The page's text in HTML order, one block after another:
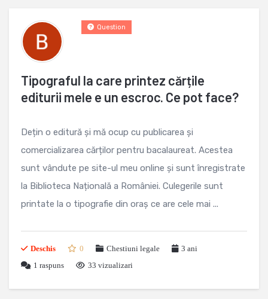
Tipograful la care printez cărțile
editurii mele e un escroc. Ce pot face?
Question
Dețin o editură și mă ocup cu publicarea și
comercializarea cărților pentru bacalaureat. Acestea
sunt vândute pe site-ul meu online și sunt înregistrate
la Biblioteca Națională a României. Culegerile sunt
printate la o tipografie din oraș ce are cele mai ...
Deschis 0 Chestiuni legale
3 ani
1 raspuns 33 vizualizari